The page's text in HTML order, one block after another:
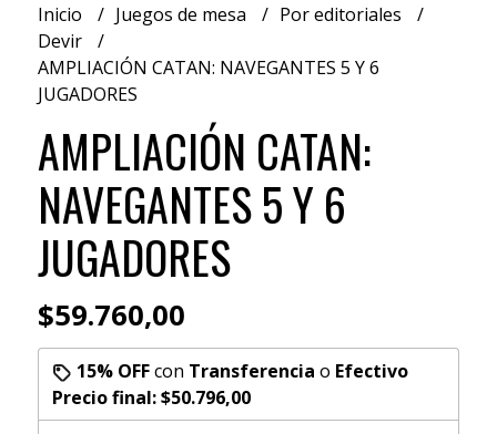
Inicio Juegos de mesa
Por editoriales
Devir
AMPLIACIÓN CATAN: NAVEGANTES 5 Y 6
JUGADORES
AMPLIACIÓN CATAN:
NAVEGANTES 5 Y 6
JUGADORES
$59.760,00
15% OFFcon Transferencia o Efectivo
Precio final:$50.796,00